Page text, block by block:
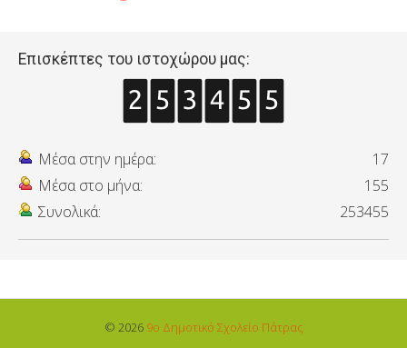
Επισκέπτες του ιστοχώρου μας:
Μέσα στην ημέρα:
17
Μέσα στο μήνα:
155
Συνολικά:
253455
© 2026 9o Δημοτικό Σχολείο Πάτρας